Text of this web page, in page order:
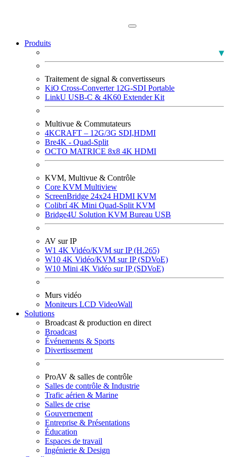
Produits
Traitement de signal & convertisseurs
KiO Cross-Converter 12G-SDI Portable
LinkU USB-C & 4K60 Extender Kit
Multivue & Commutateurs
4KCRAFT – 12G/3G SDI,HDMI
Bre4K - Quad-Split
OCTO MATRICE 8x8 4K HDMI
KVM, Multivue & Contrôle
Core KVM Multiview
ScreenBridge 24x24 HDMI KVM
Colibrí 4K Mini Quad-Split KVM
Bridge4U Solution KVM Bureau USB
AV sur IP
W1 4K Vidéo/KVM sur IP (H.265)
W10 4K Vidéo/KVM sur IP (SDVoE)
W10 Mini 4K Vidéo sur IP (SDVoE)
Murs vidéo
Moniteurs LCD VideoWall
Solutions
Broadcast & production en direct
Broadcast
Événements & Sports
Divertissement
ProAV & salles de contrôle
Salles de contrôle & Industrie
Trafic aérien & Marine
Salles de crise
Gouvernement
Entreprise & Présentations
Éducation
Espaces de travail
Ingénierie & Design